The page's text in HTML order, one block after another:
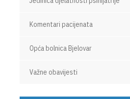
Komentari pacijenata
Opća bolnica Bjelovar
Važne obavijesti